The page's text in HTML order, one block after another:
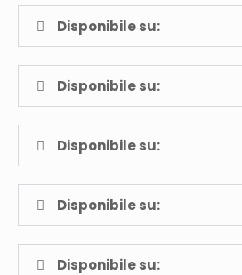
Disponibile su:
Disponibile su:
Disponibile su:
Disponibile su:
Disponibile su: